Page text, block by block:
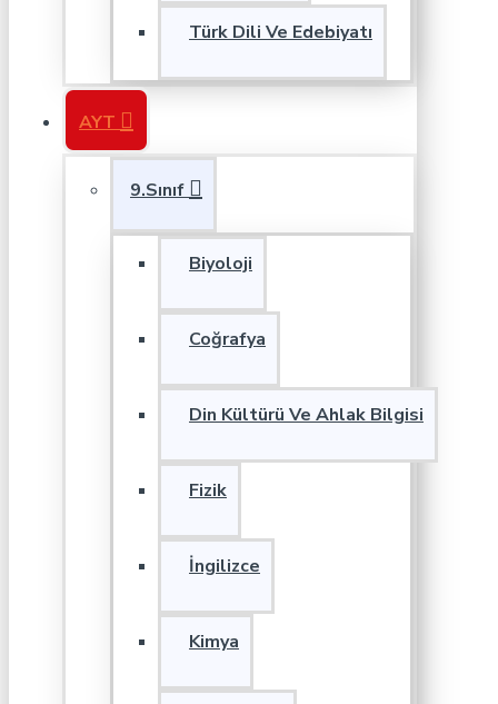
Türk Dili Ve Edebiyatı
AYT
9.Sınıf
Biyoloji
Coğrafya
Din Kültürü Ve Ahlak Bilgisi
Fizik
İngilizce
Kimya